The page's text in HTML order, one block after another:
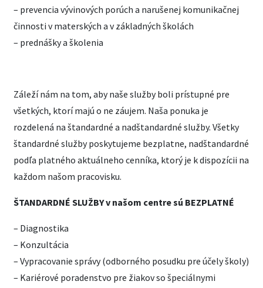
– prevencia vývinových porúch a narušenej komunikačnej
činnosti v materských a v základných školách
– prednášky a školenia
Záleží nám na tom, aby naše služby boli prístupné pre
všetkých, ktorí majú o ne záujem. Naša ponuka je
rozdelená na štandardné a nadštandardné služby. Všetky
štandardné služby poskytujeme bezplatne, nadštandardné
podľa platného aktuálneho cenníka, ktorý je k dispozícii na
každom našom pracovisku.
ŠTANDARDNÉ SLUŽBY v našom centre sú BEZPLATNÉ
– Diagnostika
– Konzultácia
– Vypracovanie správy (odborného posudku pre účely školy)
– Kariérové poradenstvo pre žiakov so špeciálnymi